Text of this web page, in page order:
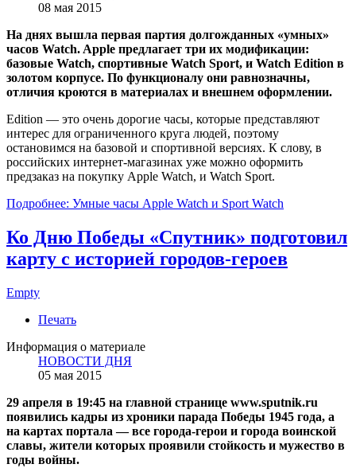
08 мая 2015
На днях вышла первая партия долгожданных «умных»
часов Watch. Apple предлагает три их модификации:
базовые Watch, спортивные Watch Sport, и Watch Edition в
золотом корпусе. По функционалу они равнозначны,
отличия кроются в материалах и внешнем оформлении.
Edition — это очень дорогие часы, которые представляют
интерес для ограниченного круга людей, поэтому
остановимся на базовой и спортивной версиях. К слову, в
российских интернет-магазинах уже можно оформить
предзаказ на покупку Apple Watch, и Watch Sport.
Подробнее: Умные часы Apple Watch и Sport Watch
Ко Дню Победы «Спутник» подготовил
карту с историей городов-героев
Empty
Печать
Информация о материале
НОВОСТИ ДНЯ
05 мая 2015
29 апреля в 19:45 на главной странице www.sputnik.ru
появились кадры из хроники парада Победы 1945 года, а
на картах портала — все города-герои и города воинской
славы, жители которых проявили стойкость и мужество в
годы войны.